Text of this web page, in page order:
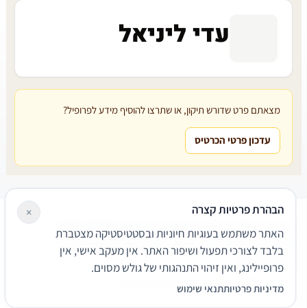
עדי ליניאל
מצאתם פרט שדורש תיקון, או שתרצו להוסיף מידע לפרופיל?
עדכון פרטי הכרטיס
שירותים משפטיים
דרושים צור קשר נגישותפרטיות
תנאי שימוש
© 2026 הפירמה. כל הזכויות שמורות.
הבהרת פרטיות קצרה
האתר משתמש בעוגיות חיוניות ובסטטיסטיקה מצטברת
בלבד לצורכי תפעול ושיפור האתר. אין מעקב אישי, אין
פרופיילינג, ואין זיהוי התנהגותי של גולש מסוים.
מדיניות פרטיותתנאי שימוש
×